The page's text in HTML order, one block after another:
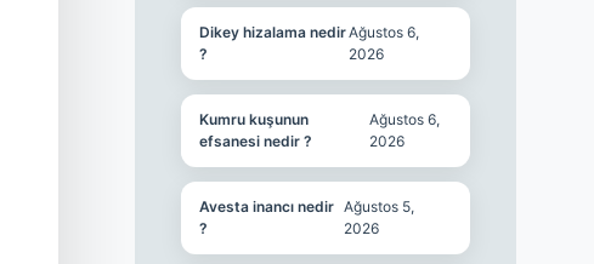
Dikey hizalama nedir
?
Ağustos 6,
2026
Kumru kuşunun
efsanesi nedir ?
Ağustos 6,
2026
Avesta inancı nedir
?
Ağustos 5,
2026